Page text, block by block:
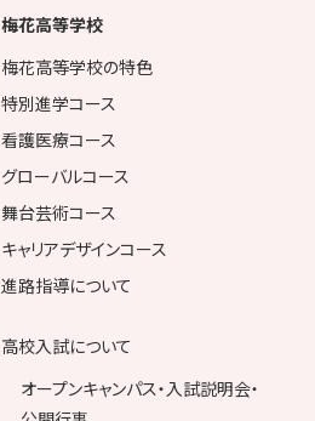
梅花高等学校
梅花高等学校の特色
特別進学コース
看護医療コース
グローバルコース
舞台芸術コース
キャリアデザインコース
進路指導について
高校入試について
オープンキャンパス・入試説明会・